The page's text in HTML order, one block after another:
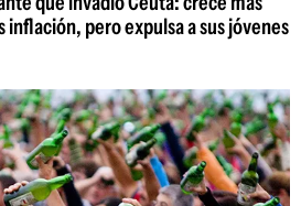
inflación, pero expulsa a sus jóvenes